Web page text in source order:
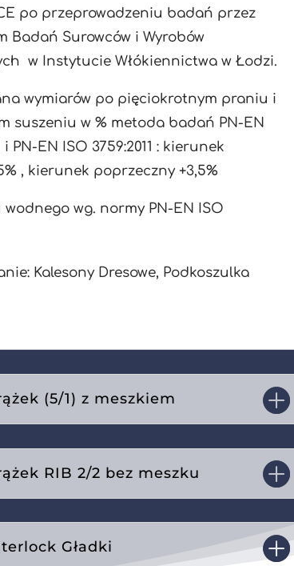
po przeprowadzeniu badań przez
Badań Surowców i Wyrobów
w Instytucie Włókiennictwa w Łodzi.
wymiarów po pięciokrotnym praniu i
suszeniu w % metoda badań PN-EN
i PN-EN ISO 3759:2011 : kierunek
, kierunek poprzeczny +3,5%
wg. normy PN-EN ISO
Kalesony Dresowe, Podkoszulka
(5/1) z meszkiem
RIB 2/2 bez meszku
Gładki